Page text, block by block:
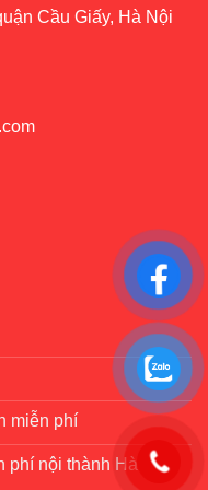
Cầu Giấy, Hà Nội
miễn phí
phí nội thành Hà Nội)